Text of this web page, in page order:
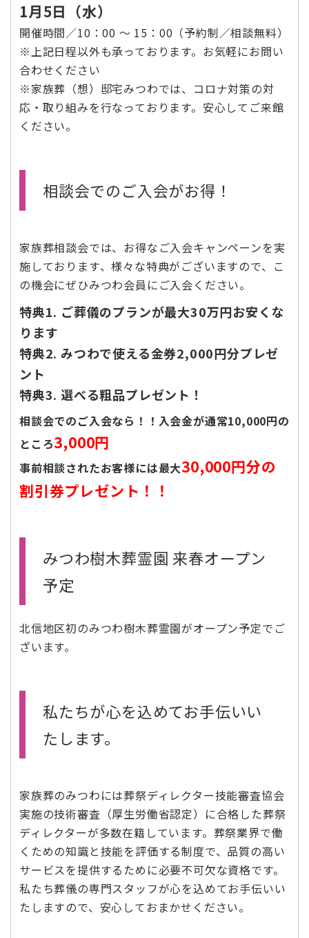
1月5日（水）
開催時間／10：00 〜 15：00（予約制／相談無料）
※上記日程以外も承っております。お気軽にお問い
合わせください
※家族葬（想）邸宅みつわでは、コロナ対策の対
応・取り組みを行なっております。安心してご来館
ください。
相談会でのご入会がお得！
家族葬相談会では、お得なご入会キャンペーンを実
施しております、様々な特典がございますので、こ
の機会にぜひみつわ会員にご入会ください。
特典1. ご葬儀のプランが最大30万円お安くな
ります
特典2. みつわで使える金券2,000円分プレゼ
ント
特典3. 選べる粗品プレゼント！
相談会でのご入会なら！！入会金が通常10,000円の
ところ3,000円
事前相談されたお客様には最大30,000円分の
割引券プレゼント！！
みつわ樹木葬霊園 来春オープン
予定
北信地区初のみつわ樹木葬霊園がオープン予定でご
ざいます。
私たちが心を込めてお手伝いい
たします。
家族葬のみつわには葬祭ディレクター技能審査協会
実施の技術審査（厚生労働省認定）に合格した葬祭
ディレクターが多数在籍しています。葬祭業界で働
くための知識と技能を評価する制度で、品質の高い
サービスを提供するために必要不可欠な資格です。
私たち葬儀の専門スタッフが心を込めてお手伝いい
たしますので、安心しておまかせください。